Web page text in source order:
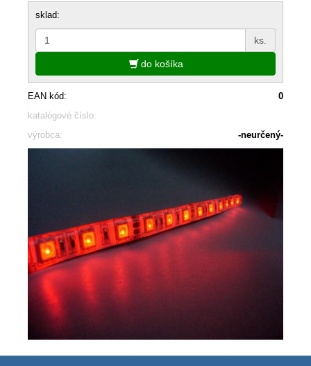
sklad:
ks.
do košíka
EAN kód:
0
katalógové číslo:
výrobca:
-neurčený-